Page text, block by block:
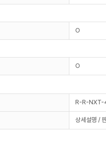
O
O
R-R-
상세설명 /